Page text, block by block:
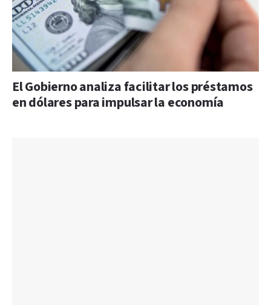
El Gobierno analiza facilitar los préstamos
en dólares para impulsar la economía